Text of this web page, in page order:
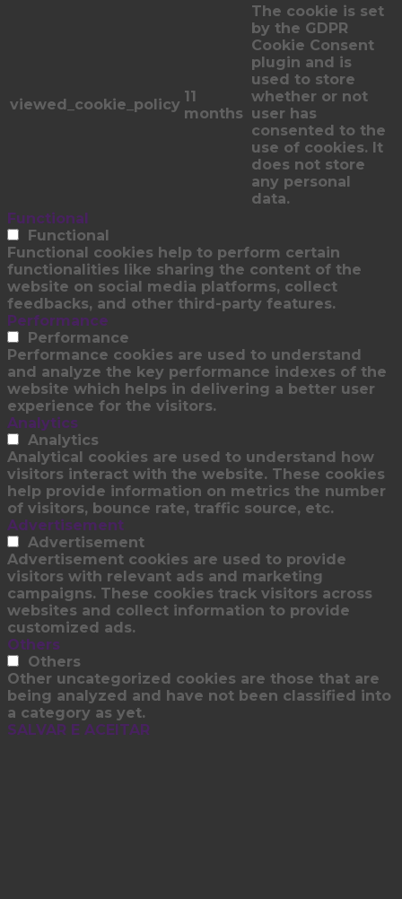
viewed_cookie_policy 11
months
The cookie is set
by the GDPR
Cookie Consent
plugin and is
used to store
whether or not
user has
consented to the
use of cookies. It
does not store
any personal
data.
Functional
Functional
Functional cookies help to perform certain
functionalities like sharing the content of the
website on social media platforms, collect
feedbacks, and other third-party features.
Performance
Performance
Performance cookies are used to understand
and analyze the key performance indexes of the
website which helps in delivering a better user
experience for the visitors.
Analytics
Analytics
Analytical cookies are used to understand how
visitors interact with the website. These cookies
help provide information on metrics the number
of visitors, bounce rate, traffic source, etc.
Advertisement
Advertisement
Advertisement cookies are used to provide
visitors with relevant ads and marketing
campaigns. These cookies track visitors across
websites and collect information to provide
customized ads.
Others
Others
Other uncategorized cookies are those that are
being analyzed and have not been classified into
a category as yet.
SALVAR E ACEITAR